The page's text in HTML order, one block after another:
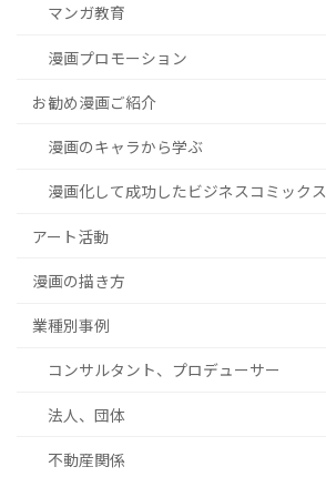
マンガ教育
漫画プロモーション
お勧め漫画ご紹介
漫画のキャラから学ぶ
漫画化して成功したビジネスコミックス
アート活動
漫画の描き方
業種別事例
コンサルタント、プロデューサー
法人、団体
不動産関係